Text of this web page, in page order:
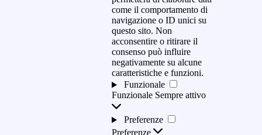
come il comportamento di
navigazione o ID unici su
questo sito. Non
acconsentire o ritirare il
consenso può influire
negativamente su alcune
caratteristiche e funzioni.
Funzionale
Funzionale Sempre attivo
Preferenze
Preferenze